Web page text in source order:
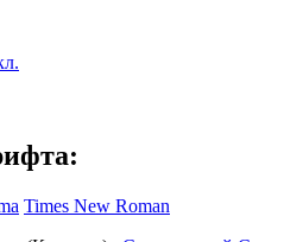
Times New Roman